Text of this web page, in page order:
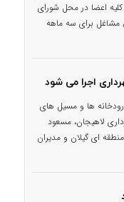
اعضا در محل شورای
مشاغل برای سه ماهه
اجرا می شود
رودخانه ها و مسیل های
لاهیجان، مسعود
ای گیلان و مدیران